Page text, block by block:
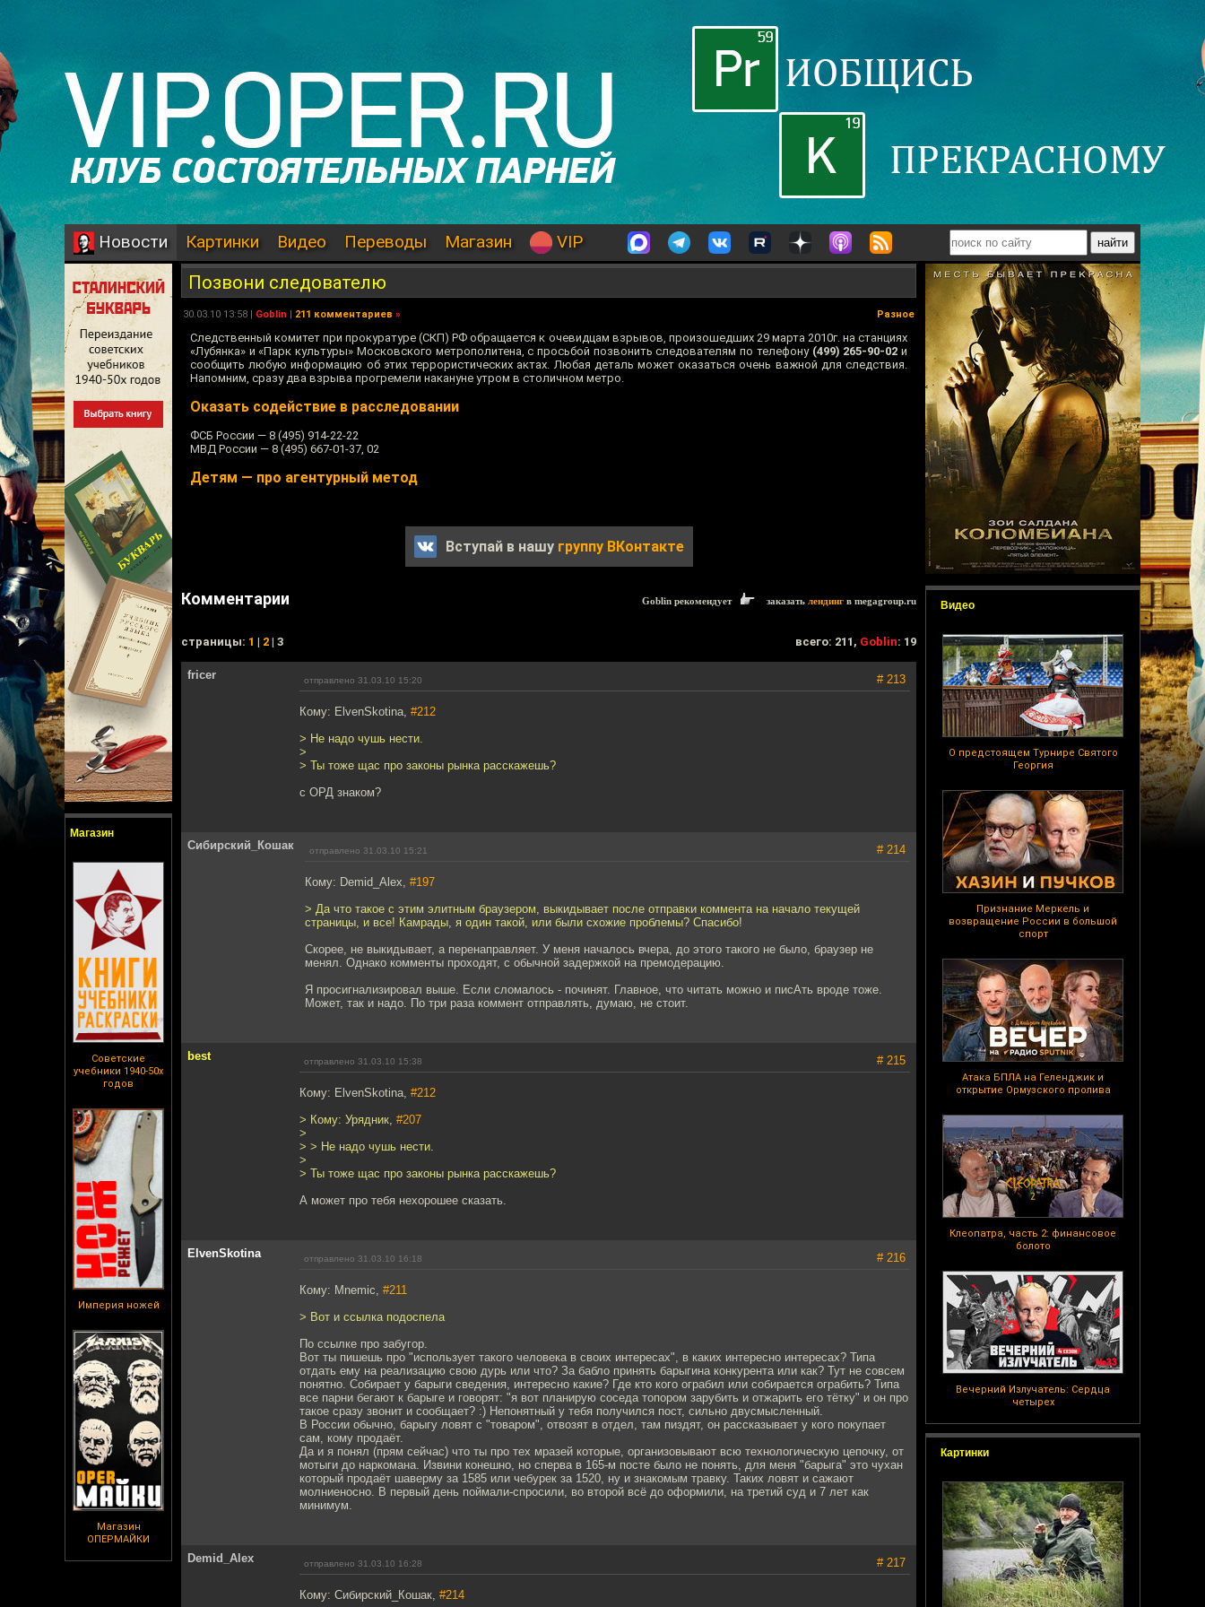
Новости Картинки Видео Переводы Магазин VIP
Магазин
Советские
учебники 1940-50х
годов
Империя ножей
Магазин
ОПЕРМАЙКИ
Видео
О предстоящем Турнире Святого
Георгия
Признание Меркель и
возвращение России в большой
спорт
Атака БПЛА на Геленджик и
открытие Ормузского пролива
Клеопатра, часть 2: финансовое
болото
Вечерний Излучатель: Сердца
четырех
Картинки
Позвони следователю
30.03.10 13:58 | Goblin | 211 комментариев » Разное
Следственный комитет при прокуратуре (СКП) РФ обращается к очевидцам взрывов, произошедших 29 марта 2010г. на станциях
«Лубянка» и «Парк культуры» Московского метрополитена, с просьбой позвонить следователям по телефону (499) 265-90-02 и
сообщить любую информацию об этих террористических актах. Любая деталь может оказаться очень важной для следствия.
Напомним, сразу два взрыва прогремели накануне утром в столичном метро.
Оказать содействие в расследовании
ФСБ России — 8 (495) 914-22-22
МВД России — 8 (495) 667-01-37, 02
Детям — про агентурный метод
Вступай в нашу группу ВКонтакте
Комментарии Goblin рекомендует заказать лендинг в megagroup.ru
cтраницы: 1 | 2 | 3 всего: 211, Goblin: 19
fricer отправлено 31.03.10 15:20 # 213
Кому: ElvenSkotina, #212
> Не надо чушь нести.
>
> Ты тоже щас про законы рынка расскажешь?
с ОРД знаком?
Сибирский_Кошак отправлено 31.03.10 15:21 # 214
Кому: Demid_Alex, #197
> Да что такое с этим элитным браузером, выкидывает после отправки коммента на начало текущей
страницы, и все! Камрады, я один такой, или были схожие проблемы? Спасибо!
Скорее, не выкидывает, а перенаправляет. У меня началось вчера, до этого такого не было, браузер не
менял. Однако комменты проходят, с обычной задержкой на премодерацию.
Я просигнализировал выше. Если сломалось - починят. Главное, что читать можно и писАть вроде тоже.
Может, так и надо. По три раза коммент отправлять, думаю, не стоит.
best отправлено 31.03.10 15:38 # 215
Кому: ElvenSkotina, #212
> Кому: Урядник, #207
>
> > Не надо чушь нести.
>
> Ты тоже щас про законы рынка расскажешь?
А может про тебя нехорошее сказать.
ElvenSkotina отправлено 31.03.10 16:18 # 216
Кому: Mnemic, #211
> Вот и ссылка подоспела
По ссылке про забугор.
Вот ты пишешь про "использует такого человека в своих интересах", в каких интересно интересах? Типа
отдать ему на реализацию свою дурь или что? За бабло принять барыгина конкурента или как? Тут не совсем
понятно. Собирает у барыги сведения, интересно какие? Где кто кого ограбил или собирается ограбить? Типа
все парни бегают к барыге и говорят: "я вот планирую соседа топором зарубить и отжарить его тётку" и он про
такое сразу звонит и сообщает? :) Непонятный у тебя получился пост, сильно двусмысленный.
В России обычно, барыгу ловят с "товаром", отвозят в отдел, там пиздят, он рассказывает у кого покупает
сам, кому продаёт.
Да и я понял (прям сейчас) что ты про тех мразей которые, организовывают всю технологическую цепочку, от
мотыги до наркомана. Извини конешно, но сперва в 165-м посте было не понять, для меня "барыга" это чухан
который продаёт шаверму за 1585 или чебурек за 1520, ну и знакомым травку. Таких ловят и сажают
молниеносно. В первый день поймали-спросили, во второй всё до оформили, на третий суд и 7 лет как
минимум.
Demid_Alex отправлено 31.03.10 16:28 # 217
Кому: Сибирский_Кошак, #214